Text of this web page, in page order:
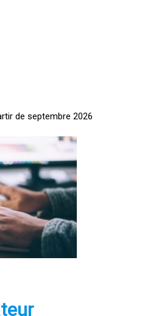
de septembre 2026